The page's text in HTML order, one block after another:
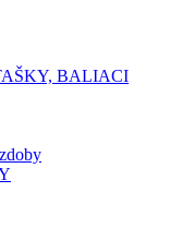
BALIACI